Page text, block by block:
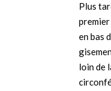
Plus
premier
en bas
loin de